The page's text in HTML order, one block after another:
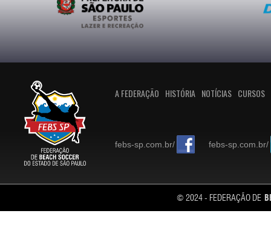
A FEDERAÇÃO HISTÓRIA NOTÍCIAS CURSOS
febs-sp.com.br/ febs-sp.com.br/
© 2024 - FEDERAÇÃO DE